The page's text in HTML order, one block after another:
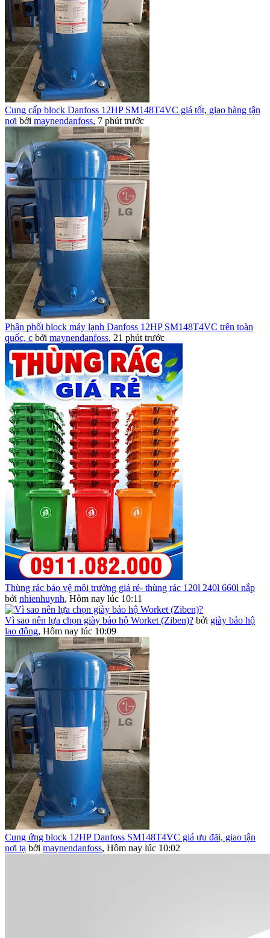
Cung cấp block Danfoss 12HP SM148T4VC giá tốt, giao hàng tận
nơi bởi maynendanfoss, 7 phút trước
Phân phối block máy lạnh Danfoss 12HP SM148T4VC trên toàn
quốc, c bởi maynendanfoss, 21 phút trước
Thùng rác bảo vệ môi trường giá rẻ- thùng rác 120l 240l 660l nắp
bởi nhienhuynh, Hôm nay lúc 10:11
Vì sao nên lựa chọn giày bảo hộ Worket (Ziben)? bởi giày bảo hộ
lao động, Hôm nay lúc 10:09
Cung ứng block 12HP Danfoss SM148T4VC giá ưu đãi, giao tận
nơi tạ bởi maynendanfoss, Hôm nay lúc 10:02